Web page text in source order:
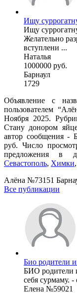
Ищу
Ищу
Желательно
вступлени ...
Наталья
1000000 руб.
Барнаул
1729
Объявление с
пользователем
Ноября 2025.
Стану донором
автор сообщения -
руб. Число
предложения в
Севастополь, Химки,
Алёна №73151
Все публикации
Био родители
БИО родители
себя сурмаму.
Елена №59021